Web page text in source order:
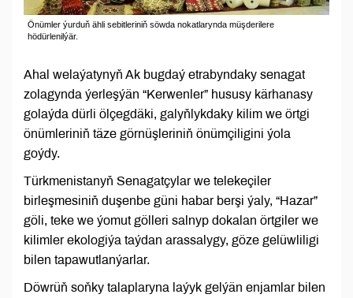
Önümler ýurduň ähli sebitleriniň söwda nokatlarynda müşderilere
hödürlenilýär.
Ahal welaýatynyň Ak bugdaý etrabyndaky senagat
zolagynda ýerleşýän “Kerwenler” hususy kärhanasy
golaýda dürli ölçegdäki, galyňlykdaky kilim we örtgi
önümleriniň täze görnüşleriniň önümçiligini ýola
goýdy.
Türkmenistanyň Senagatçylar we telekeçiler
birleşmesiniň duşenbe güni habar berşi ýaly, “Hazar”
göli, teke we ýomut gölleri salnyp dokalan örtgiler we
kilimler ekologiýa taýdan arassalygy, göze gelüwliligi
bilen tapawutlanýarlar.
Döwrüň soňky talaplaryna laýyk gelýän enjamlar bilen